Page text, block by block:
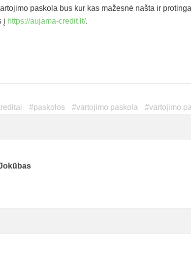
paskola bus kur kas mažesnė našta ir
į https://aujama-credit.lt/.
#paskolos #vartojimo paskola #vartojimo